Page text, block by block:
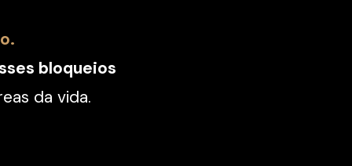
bloqueios
da vida.